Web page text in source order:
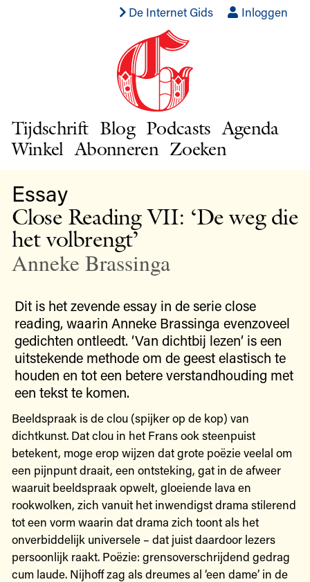
De Internet Gids Inloggen
Tijdschrift Blog Podcasts Agenda
Winkel Abonneren Zoeken
Essay
Close Reading VII: ‘De weg die
het volbrengt’
Anneke Brassinga
Dit is het zevende essay in de serie close
reading, waarin Anneke Brassinga evenzoveel
gedichten ontleedt. ‘Van dichtbij lezen’ is een
uitstekende methode om de geest elastisch te
houden en tot een betere verstandhouding met
een tekst te komen.
Beeldspraak is de clou (spijker op de kop) van
dichtkunst. Dat clou in het Frans ook steenpuist
betekent, moge erop wijzen dat grote poëzie veelal om
een pijnpunt draait, een ontsteking, gat in de afweer
waaruit beeldspraak opwelt, gloeiende lava en
rookwolken, zich vanuit het inwendigst drama stilerend
tot een vorm waarin dat drama zich toont als het
onverbiddelijk universele – dat juist daardoor lezers
persoonlijk raakt. Poëzie: grensoverschrijdend gedrag
cum laude. Nijhoff zag als dreumes al ‘een dame’ in de